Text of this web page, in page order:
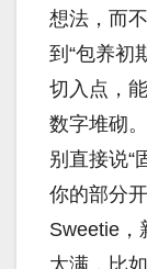
想法，而
到“包养初
切入点，
数字堆砌
别直接说“
你的部分
Sweetie，
太满，比